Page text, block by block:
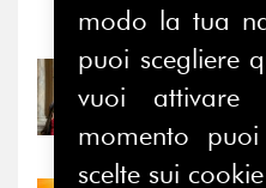
Notizie
Prima della
il valore di...
modo la tua
puoi scegliere
vuoi
momento
scelte sui